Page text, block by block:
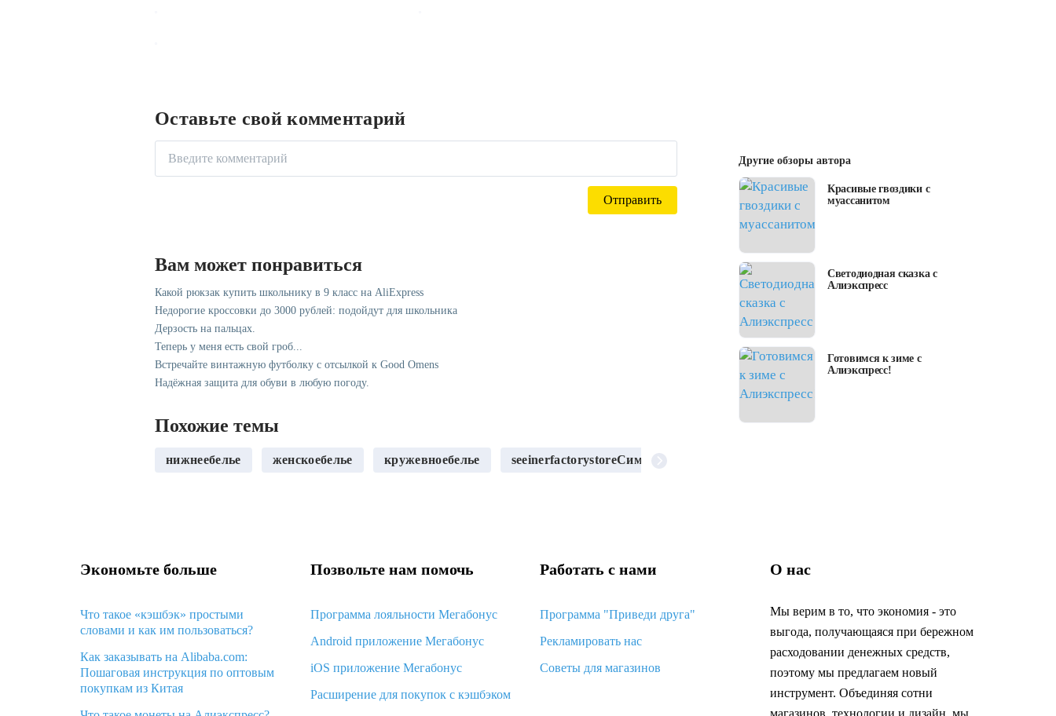
Оставьте свой комментарий
Вам может понравиться
Какой рюкзак купить школьнику в 9 класс на AliExpress
Недорогие кроссовки до 3000 рублей: подойдут для школьника
Дерзость на пальцах.
Теперь у меня есть свой гроб...
Встречайте винтажную футболку с отсылкой к Good Omens
Надёжная защита для обуви в любую погоду.
Похожие темы
нижнеебелье женскоебелье кружевноебелье seeinerfactorystoreСимпатичные
Другие обзоры автора
Красивые гвоздики с
муассанитом
Светодиодная сказка с
Алиэкспресс
Готовимся к зиме с
Алиэкспресс!
Экономьте больше
Что такое «кэшбэк» простыми
словами и как им пользоваться?
Как заказывать на Alibaba.com:
Пошаговая инструкция по оптовым
покупкам из Китая
Позвольте нам помочь
Программа лояльности Мегабонус
Android приложение Мегабонус
iOS приложение Мегабонус
Расширение для покупок с кэшбэком
Работать с нами
Программа "Приведи друга"
Рекламировать нас
Советы для магазинов
О нас
Мы верим в то, что экономия - это
выгода, получающаяся при бережном
расходовании денежных средств,
поэтому мы предлагаем новый
инструмент. Объединяя сотни
магазинов, технологии и дизайн, мы